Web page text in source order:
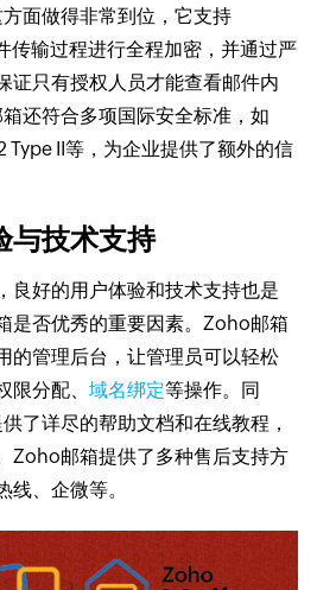
面做得非常到位，它支持
传输过程进行全程加密，并通过严
证只有授权人员才能查看邮件内
还符合多项国际安全标准，如
Type II等，为企业提供了额外的信
与技术支持
良好的用户体验和技术支持也是
是否优秀的重要因素。Zoho邮箱
的管理后台，让管理员可以轻松
限分配、域名绑定等操作。同
了详尽的帮助文档和在线教程，
Zoho邮箱提供了多种售后支持方
线、企微等。